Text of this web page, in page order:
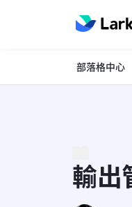
部落格中心
輸出